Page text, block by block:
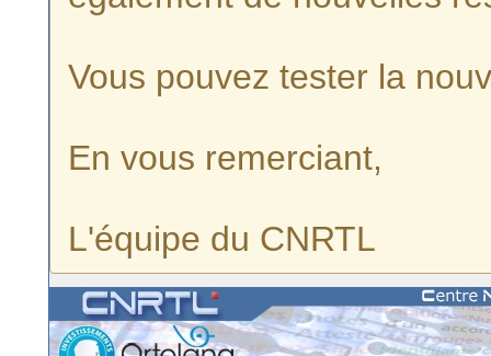
Vous pouvez tester la
En vous remerciant,
L'équipe du CNRTL